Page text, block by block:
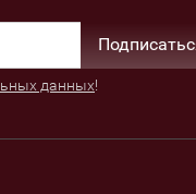
данных!